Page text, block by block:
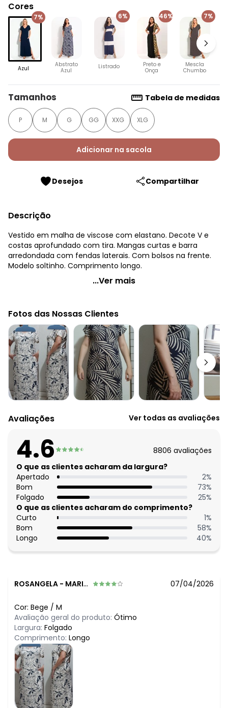
Cores
7%
Azul
Abstrato
Azul
6%
Listrado
46%
Preto e
Onça
7%
Mescla
Chumbo
Tamanhos Tabela de medidas
P M G GG XXG XLG
Adicionar na sacola
Desejos Compartilhar
Descrição
Vestido em malha de viscose com elastano. Decote V e
costas aprofundado com tira. Mangas curtas e barra
arredondada com fendas laterais. Com bolsos na frente.
Modelo soltinho. Comprimento longo.
Quintess - Vestido Longo Soltinho com Fenda Azul
Modelagem: Solto
Modelo: Reto
Comprimento da manga: Curta
Comprimento: Longo
Decote frente: V
Decote costas: Aprofundado com tira
Observação: Com bolsos!
Tecido: Malha
Composição: 95% viscose 5% elastano
...Ver mais
Fotos das Nossas Clientes
Avaliações Ver todas as avaliações
4.6 8806 avaliações
O que as clientes acharam da largura?
Apertado
2%
Bom
73%
Folgado
25%
O que as clientes acharam do comprimento?
Curto
1%
Bom
58%
Longo
40%
ROSANGELA - MARIANOPOLIS DO TOCANTINS - TO 07/04/2026
Cor: Bege / M
Avaliação geral do produto: Ótimo
Largura: Folgado
Comprimento: Longo